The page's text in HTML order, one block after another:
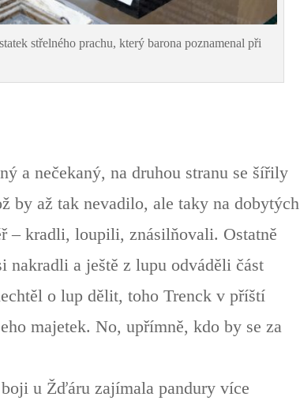
střelného prachu, který barona poznamenal při
a nečekaný, na druhou stranu se šířily
by až tak nevadilo, ale taky na dobytých
– kradli, loupili, znásilňovali. Ostatně
nakradli a ještě z lupu odváděli část
o lup dělit, toho Trenck v příští
majetek. No, upřímně, kdo by se za
u Žďáru zajímala pandury více